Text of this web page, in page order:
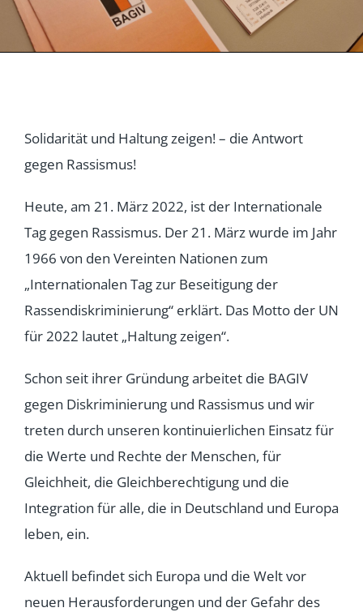
Solidarität und Haltung zeigen! – die Antwort
gegen Rassismus!
Heute, am 21. März 2022, ist der Internationale
Tag gegen Rassismus. Der 21. März wurde im Jahr
1966 von den Vereinten Nationen zum
„Internationalen Tag zur Beseitigung der
Rassendiskriminierung“ erklärt. Das Motto der UN
für 2022 lautet „Haltung zeigen“.
Schon seit ihrer Gründung arbeitet die BAGIV
gegen Diskriminierung und Rassismus und wir
treten durch unseren kontinuierlichen Einsatz für
die Werte und Rechte der Menschen, für
Gleichheit, die Gleichberechtigung und die
Integration für alle, die in Deutschland und Europa
leben, ein.
Aktuell befindet sich Europa und die Welt vor
neuen Herausforderungen und der Gefahr des